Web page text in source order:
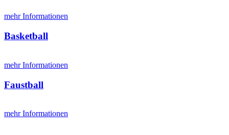
mehr Informationen
Basketball
mehr Informationen
Faustball
mehr Informationen